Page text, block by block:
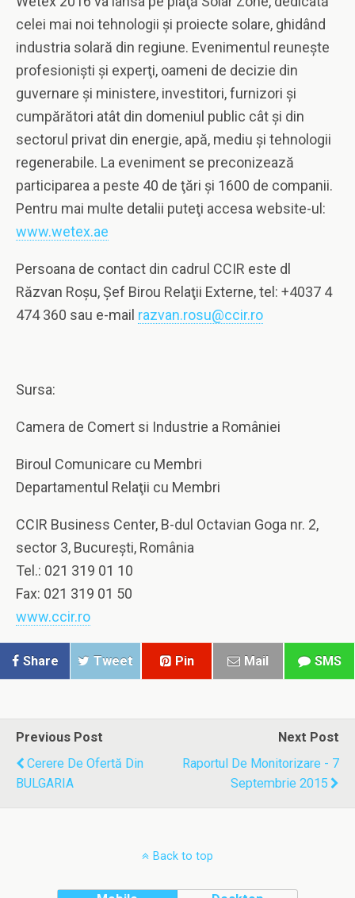
celei mai noi tehnologii şi proiecte solare, ghidând
industria solară din regiune. Evenimentul reuneşte
profesionişti şi experţi, oameni de decizie din
guvernare şi ministere, investitori, furnizori şi
cumpărători atât din domeniul public cât şi din
sectorul privat din energie, apă, mediu şi tehnologii
regenerabile. La eveniment se preconizează
participarea a peste 40 de ţări şi 1600 de companii.
Pentru mai multe detalii puteţi accesa website-ul:
www.wetex.ae
Persoana de contact din cadrul CCIR este dl
Răzvan Roşu, Şef Birou Relaţii Externe, tel: +4037 4
474 360 sau e-mail razvan.rosu@ccir.ro
Sursa:
Camera de Comert si Industrie a României
Biroul Comunicare cu Membri
Departamentul Relaţii cu Membri
CCIR Business Center, B-dul Octavian Goga nr. 2,
sector 3, Bucureşti, România
Tel.: 021 319 01 10
Fax: 021 319 01 50
www.ccir.ro
Share Tweet Pin Mail SMS
Previous Post
Cerere De Ofertă Din
BULGARIA
Next Post
Raportul De Monitorizare - 7
Septembrie 2015
Back to top